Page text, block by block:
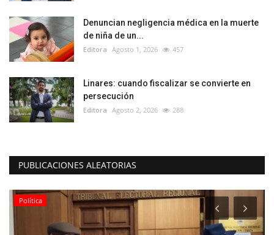
Denuncian negligencia médica en la muerte
de niña de un...
Editora Agosto 1, 2026 457
Linares: cuando fiscalizar se convierte en
persecución
Editora Agosto 2, 2026 288
PUBLICACIONES ALEATORIAS
Política